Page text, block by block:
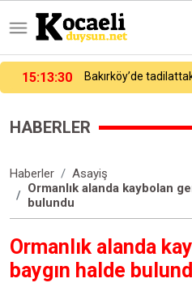
15:06:07
HABERLER
Haberler
Asayiş
Ormanlık alanda kaybolan
bulundu
Ormanlık alanda
baygın halde